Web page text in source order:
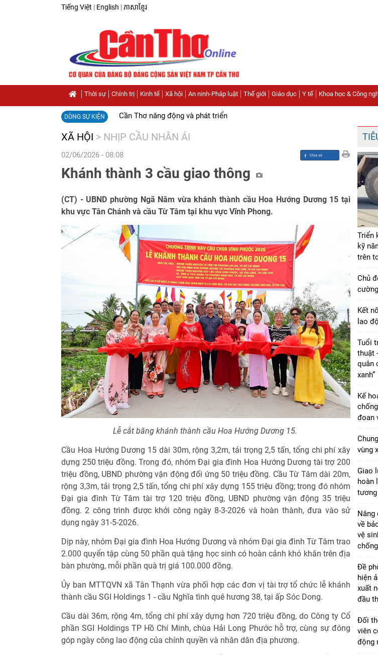
Tiếng Việt | English | ភាសាខ្មែរ
Thời sự Chính trị Kinh tế Xã hội An ninh-Pháp luật Thế giới Giáo dục Y tế Khoa học & Công
DÒNG SỰ KIỆN Cần Thơ năng động và phát triển
XÃ HỘI > NHỊP CẦU NHÂN ÁI
02/06/2026 - 08:08
Khánh thành 3 cầu giao thông
(CT) - UBND phường Ngã Năm vừa khánh thành cầu Hoa Hướng Dương 15 tại
khu vực Tân Chánh và cầu Từ Tâm tại khu vực Vĩnh Phong.
Lễ cắt băng khánh thành cầu Hoa Hướng Dương 15.
Cầu Hoa Hướng Dương 15 dài 30m, rộng 3,2m, tải trọng 2,5 tấn, tổng chi phí xây
dựng 250 triệu đồng. Trong đó, nhóm Đại gia đình Hoa Hướng Dương tài trợ 200
triệu đồng, UBND phường vận động đối ứng 50 triệu đồng. Cầu Từ Tâm dài 20m,
rộng 3,3m, tải trọng 2,5 tấn, tổng chi phí xây dựng 155 triệu đồng; trong đó nhóm
Đại gia đình Từ Tâm tài trợ 120 triệu đồng, UBND phường vận động 35 triệu
đồng. 2 công trình được khởi công ngày 8-3-2026 và hoàn thành, đưa vào sử
dụng ngày 31-5-2026.
Dịp này, nhóm Đại gia đình Hoa Hướng Dương và nhóm Đại gia đình Từ Tâm trao
2.000 quyển tập cùng 50 phần quà tặng học sinh có hoàn cảnh khó khăn trên địa
bàn phường, mỗi phần quà trị giá 100.000 đồng.
Ủy ban MTTQVN xã Tân Thạnh vừa phối hợp các đơn vị tài trợ tổ chức lễ khánh
thành cầu SGI Holdings 1 - cầu Nghĩa tình quê hương 38, tại ấp Sóc Dong.
Cầu dài 36m, rộng 4m, tổng chi phí xây dựng hơn 720 triệu đồng, do Công ty Cổ
phần SGI Holdings TP Hồ Chí Minh, chùa Hải Long Phước hỗ trợ, cùng sự đóng
góp ngày công lao động của chính quyền và nhân dân địa phương.
Triển
kỹ
trên
Chủ
cường
Kết
lao
Tuổi
thuật
quân
xanh”
Kế
đoan
vùng
Giao
hoàn
tương
Nâng
về
vệ
Đề
hiện
xuất
đầu
Đối
viên
động